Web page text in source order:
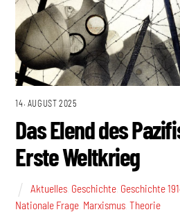
14. AUGUST 2025
Das Elend des
Erste Weltkrieg
Aktuelles Geschichte Geschichte
Nationale Frage Marxismus ,Theorie